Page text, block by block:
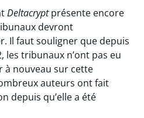
Deltacryptprésente encore
devront
Il faut souligner que depuis
les tribunaux n’ont pas eu
à nouveau sur cette
auteurs ont fait
depuis qu’elle a été